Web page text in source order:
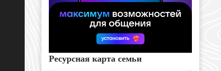
Ресурсная карта семьи